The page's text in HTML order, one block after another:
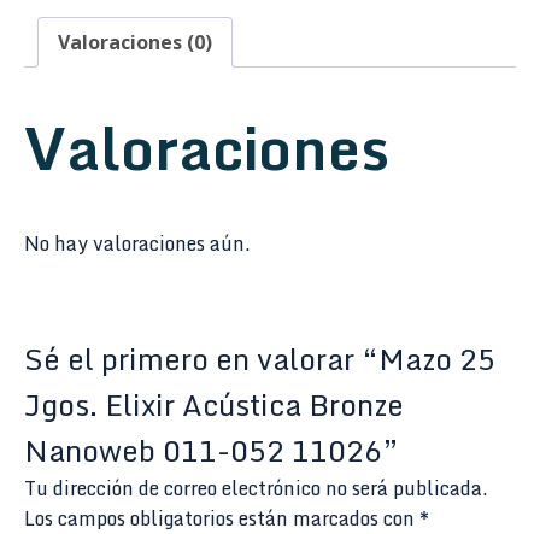
Valoraciones (0)
Valoraciones
No hay valoraciones aún.
Sé el primero en valorar “Mazo 25
Jgos. Elixir Acústica Bronze
Nanoweb 011-052 11026”
Tu dirección de correo electrónico no será publicada.
Los campos obligatorios están marcados con *